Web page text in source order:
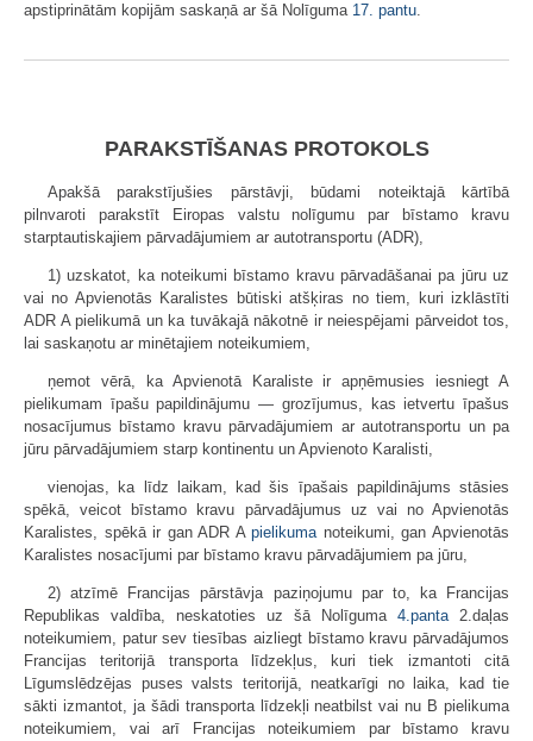
apstiprinātām kopijām saskaņā ar šā Nolīguma 17. pantu.
PARAKSTĪŠANAS PROTOKOLS
Apakšā parakstījušies pārstāvji, būdami noteiktajā kārtībā
pilnvaroti parakstīt Eiropas valstu nolīgumu par bīstamo kravu
starptautiskajiem pārvadājumiem ar autotransportu (ADR),
1) uzskatot, ka noteikumi bīstamo kravu pārvadāšanai pa jūru uz
vai no Apvienotās Karalistes būtiski atšķiras no tiem, kuri izklāstīti
ADR A pielikumā un ka tuvākajā nākotnē ir neiespējami pārveidot tos,
lai saskaņotu ar minētajiem noteikumiem,
ņemot vērā, ka Apvienotā Karaliste ir apņēmusies iesniegt A
pielikumam īpašu papildinājumu — grozījumus, kas ietvertu īpašus
nosacījumus bīstamo kravu pārvadājumiem ar autotransportu un pa
jūru pārvadājumiem starp kontinentu un Apvienoto Karalisti,
vienojas, ka līdz laikam, kad šis īpašais papildinājums stāsies
spēkā, veicot bīstamo kravu pārvadājumus uz vai no Apvienotās
Karalistes, spēkā ir gan ADR Apielikumanoteikumi, gan Apvienotās
Karalistes nosacījumi par bīstamo kravu pārvadājumiem pa jūru,
2) atzīmē Francijas pārstāvja paziņojumu par to, ka Francijas
Republikas valdība, neskatoties uz šā Nolīguma 4.panta2.daļas
noteikumiem, patur sev tiesības aizliegt bīstamo kravu pārvadājumos
Francijas teritorijā transporta līdzekļus, kuri tiek izmantoti citā
Līgumslēdzējas puses valsts teritorijā, neatkarīgi no laika, kad tie
sākti izmantot, ja šādi transporta līdzekļi neatbilst vai nu B pielikuma
noteikumiem, vai arī Francijas noteikumiem par bīstamo kravu